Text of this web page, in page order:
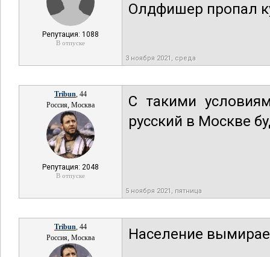
Репутация: 1088
В отпуске
Олдфишер пропал
3 ноября 2021, среда
Tribun, 44
Россия, Москва
Репутация: 2048
В отпуске
С такими
русский в Москве
5 ноября 2021, пятница
Tribun, 44
Россия, Москва
Население